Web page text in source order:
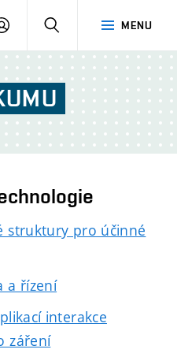
MENU
PŘIHLÁŠENÍ
struktury pro účinné
a řízení
interakce
záření